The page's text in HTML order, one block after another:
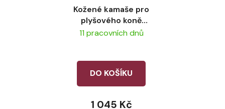
Kožené kamaše pro
plyšového koně
LeMieux Black
11 pracovních dnů
DO KOŠÍKU
1 045 Kč